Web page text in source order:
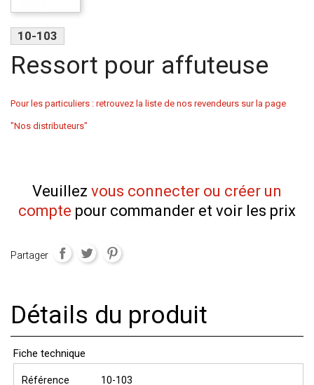
10-103
Ressort pour affuteuse
Pour les particuliers : retrouvez la liste de nos revendeurs sur la page
"Nos distributeurs"
Veuillez vous connecter ou créer un
compte pour commander et voir les prix
Partager
Détails du produit
Fiche technique
Référence
10-103